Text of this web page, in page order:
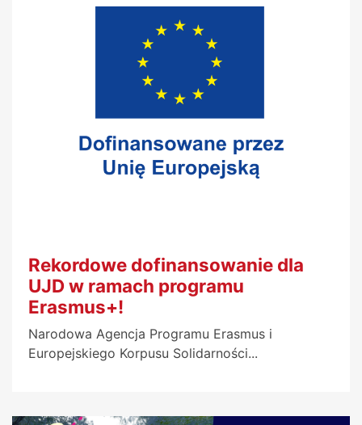
Rekordowe dofinansowanie dla
UJD w ramach programu
Erasmus+!
Narodowa Agencja Programu Erasmus i
Europejskiego Korpusu Solidarności...